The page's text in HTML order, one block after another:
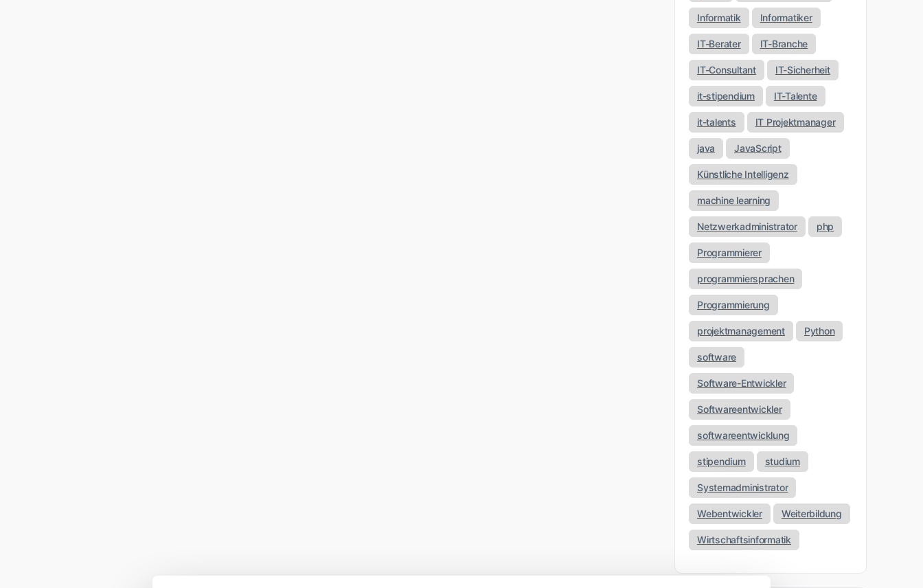
Informatik Informatiker
IT-Berater IT-Branche
IT-Consultant IT-Sicherheit
it-stipendium IT-Talente
it-talents IT Projektmanager
java JavaScript
Künstliche Intelligenz
machine learning
Netzwerkadministrator php
Programmierer
programmiersprachen
Programmierung
projektmanagement Python
software
Software-Entwickler
Softwareentwickler
softwareentwicklung
stipendium studium
Systemadministrator
Webentwickler Weiterbildung
Wirtschaftsinformatik